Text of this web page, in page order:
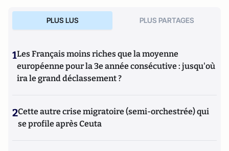
PLUS LUS PLUS PARTAGES
1Les Français moins riches que la moyenne
européenne pour la 3e année consécutive : jusqu'où
ira le grand déclassement ?
2Cette autre crise migratoire (semi-orchestrée) qui
se profile après Ceuta